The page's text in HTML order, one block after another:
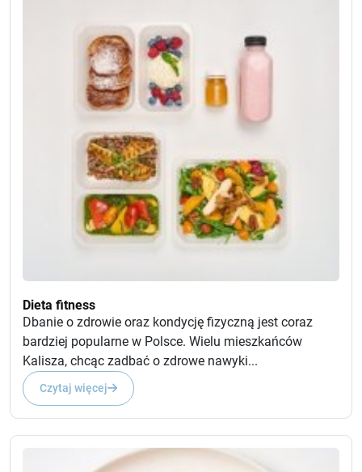
Dieta fitness
Dbanie o zdrowie oraz kondycję fizyczną jest coraz
bardziej popularne w Polsce. Wielu mieszkańców
Kalisza, chcąc zadbać o zdrowe nawyki...
Czytaj więcej